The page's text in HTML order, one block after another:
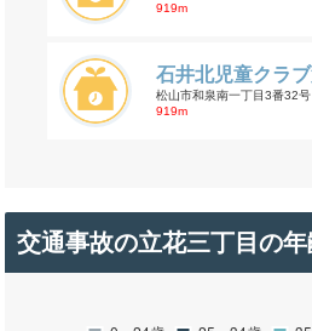
919m
石井北児童クラ
松山市和泉南一丁目3番32号
919m
交通事故の立花三丁目の